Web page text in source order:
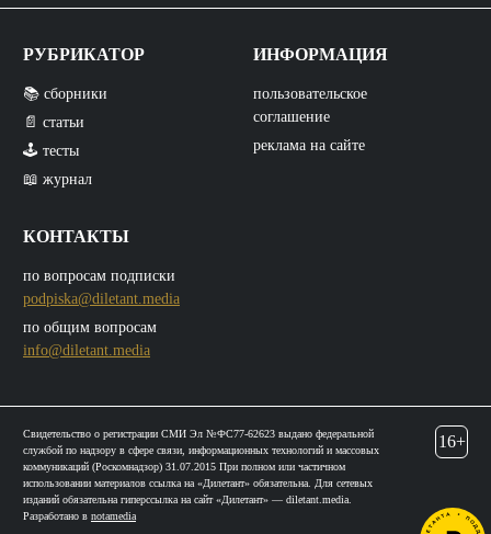
РУБРИКАТОР
📚 сборники
📄 статьи
🕹️ тесты
📖 журнал
КОНТАКТЫ
по вопросам подписки
podpiska@diletant.media
по общим вопросам
info@diletant.media
ИНФОРМАЦИЯ
пользовательское
соглашение
реклама на сайте
Свидетельство о регистрации СМИ Эл №ФС77-62623 выдано федеральной
службой по надзору в сфере связи, информационных технологий и массовых
коммуникаций (Роскомнадзор) 31.07.2015 При полном или частичном
использовании материалов ссылка на «Дилетант» обязательна. Для сетевых
изданий обязательна гиперссылка на сайт «Дилетант» — diletant.media.
Разработано в notamedia
16+